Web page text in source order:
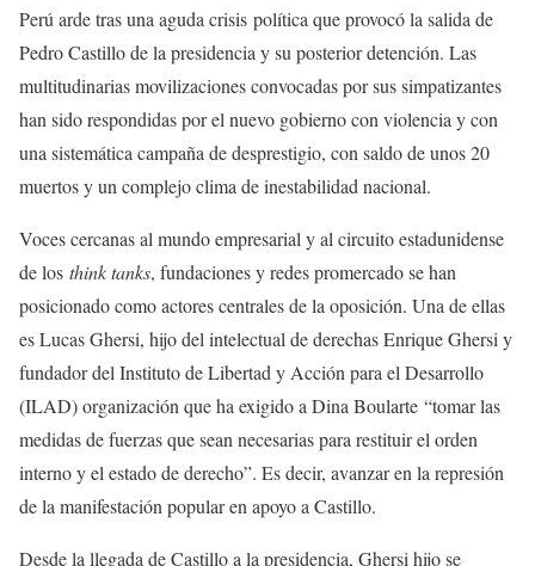
Perú arde tras una aguda crisis política que provocó la salida de
Pedro Castillo de la presidencia y su posterior detención. Las
multitudinarias movilizaciones convocadas por sus simpatizantes
han sido respondidas por el nuevo gobierno con violencia y con
una sistemática campaña de desprestigio, con saldo de unos 20
muertos y un complejo clima de inestabilidad nacional.
Voces cercanas al mundo empresarial y al circuito estadunidense
de los think tanks, fundaciones y redes promercado se han
posicionado como actores centrales de la oposición. Una de ellas
es Lucas Ghersi, hijo del intelectual de derechas Enrique Ghersi y
fundador del Instituto de Libertad y Acción para el Desarrollo
(ILAD) organización que ha exigido a Dina Boularte tomar las
medidas de fuerzas que sean necesarias para restituir el orden
interno y el estado de derecho . Es decir, avanzar en la represión
de la manifestación popular en apoyo a Castillo.
Desde la llegada de Castillo a la presidencia, Ghersi hijo se